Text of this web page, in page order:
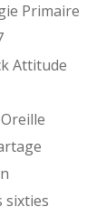
Primaire
Attitude
sixties